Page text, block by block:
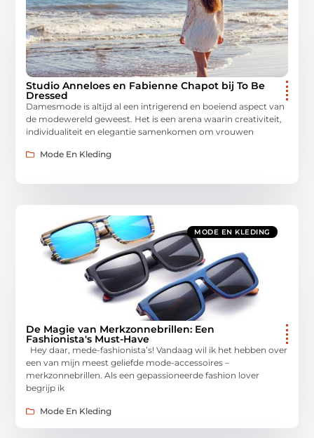
Studio Anneloes en Fabienne Chapot bij To Be
Dressed
Damesmode is altijd al een intrigerend en boeiend aspect van
de modewereld geweest. Het is een arena waarin creativiteit,
individualiteit en elegantie samenkomen om vrouwen
Mode En Kleding
MODE EN KLEDING
De Magie van Merkzonnebrillen: Een
Fashionista's Must-Have
Hey daar, mede-fashionista’s! Vandaag wil ik het hebben over
een van mijn meest geliefde mode-accessoires –
merkzonnebrillen. Als een gepassioneerde fashion lover
begrijp ik
Mode En Kleding